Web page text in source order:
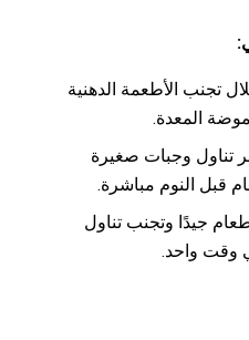
:
تجنب الأطعمة الدهنية
المعدة.
تناول وجبات صغيرة
قبل النوم مباشرة.
جيدًا وتجنب تناول
وقت واحد.